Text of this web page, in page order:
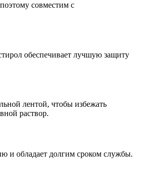
совместим с
обеспечивает лучшую защиту
лентой, чтобы избежать
раствор.
и обладает долгим сроком службы.